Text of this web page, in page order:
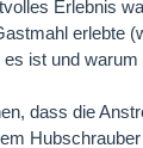
Erlebnis
erlebte
ist und
dass die